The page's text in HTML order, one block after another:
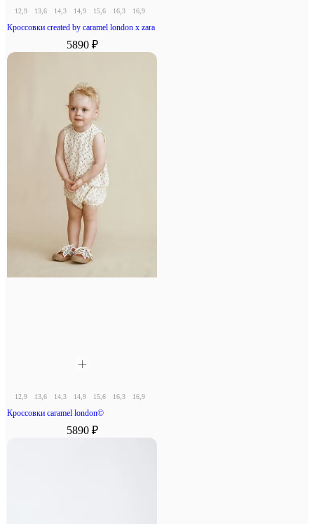
12,9 13,6 14,3 14,9 15,6 16,3 16,9
Кроссовки created by caramel london x zara
5890 ₽
12,9 13,6 14,3 14,9 15,6 16,3 16,9
Кроссовки caramel london©
5890 ₽